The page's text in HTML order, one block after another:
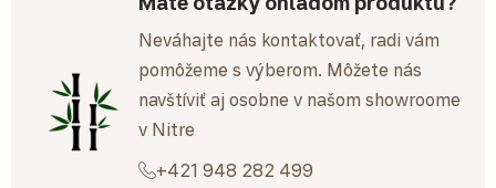
Neváhajte nás kontaktovať, radi vám
pomôžeme s výberom. Môžete nás
navštíviť aj osobne v našom showroome
v Nitre
+421 948 282 499